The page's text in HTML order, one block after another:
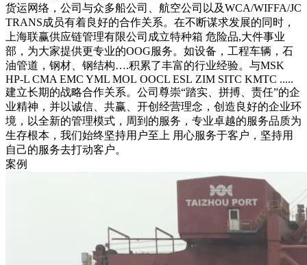
货运网络，公司与众多船公司、航空公司以及WCA/WIFFA/JC
TRANS成员有着良好的合作关系。在不断谋求发展的同时，
上海联赢供应链管理有限公司成立特种箱 危险品,大件事业
部，为大家提供更专业的OOG服务。如设备，工程车辆，石
油管道，钢材、钢结构….积累了丰富的行业经验。与MSK
HP-L CMA EMC YML MOL OOCL ESL ZIM SITC KMTC .....
建立长期的战略合作关系。公司尊崇“踏实、拼搏、责任”的企
业精神，并以诚信、共赢、开创经营理念，创造良好的企业环
境，以全新的管理模式，周到的服务，专业卓越的服务品质为
生存根本，我们始终坚持用户至上 用心服务于客户，坚持用
自己的服务去打动客户。
案例